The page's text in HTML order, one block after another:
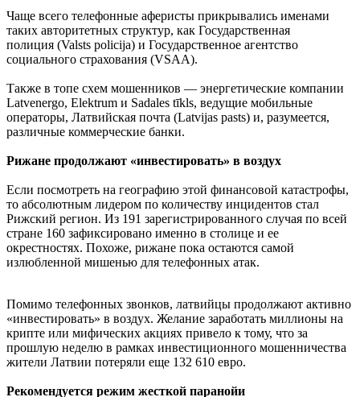
Чаще всего телефонные аферисты прикрывались именами
таких авторитетных структур, как Государственная
полиция (Valsts policija) и Государственное агентство
социального страхования (VSAA).
Также в топе схем мошенников — энергетические компании
Latvenergo, Elektrum и Sadales tīkls, ведущие мобильные
операторы, Латвийская почта (Latvijas pasts) и, разумеется,
различные коммерческие банки.
Рижане продолжают «инвестировать» в воздух
Если посмотреть на географию этой финансовой катастрофы,
то абсолютным лидером по количеству инцидентов стал
Рижский регион. Из 191 зарегистрированного случая по всей
стране 160 зафиксировано именно в столице и ее
окрестностях. Похоже, рижане пока остаются самой
излюбленной мишенью для телефонных атак.
Помимо телефонных звонков, латвийцы продолжают активно
«инвестировать» в воздух. Желание заработать миллионы на
крипте или мифических акциях привело к тому, что за
прошлую неделю в рамках инвестиционного мошенничества
жители Латвии потеряли еще 132 610 евро.
Рекомендуется режим жесткой паранойи